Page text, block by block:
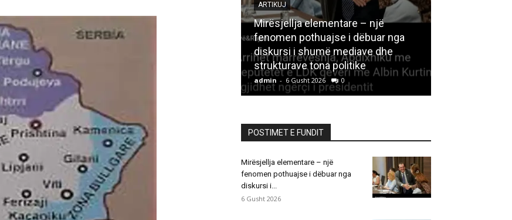
ARTIKUJ
Mirësjellja elementare – një
fenomen pothuajse i dëbuar nga
diskursi i shumë mediave dhe
strukturave tona politike
admin - 6 Gusht 2026 0
POSTIMET E FUNDIT
Mirësjellja elementare – një
fenomen pothuajse i dëbuar nga
diskursi i...
6 Gusht 2026